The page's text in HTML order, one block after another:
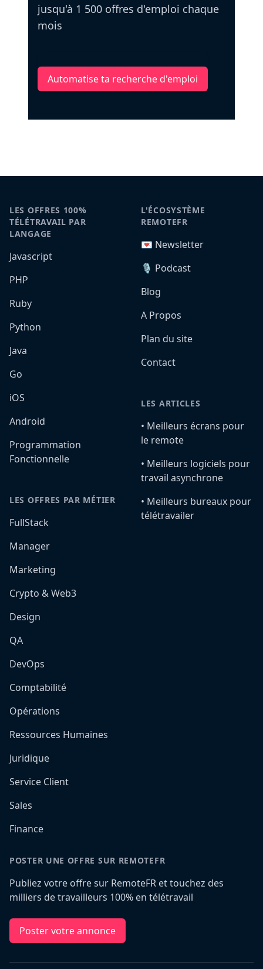
jusqu'à 1 500 offres d'emploi chaque
mois
Automatise ta recherche d'emploi
LES OFFRES 100%
TÉLÉTRAVAIL PAR
LANGAGE
Javascript
PHP
Ruby
Python
Java
Go
iOS
Android
Programmation
Fonctionnelle
LES OFFRES PAR MÉTIER
FullStack
Manager
Marketing
Crypto & Web3
Design
QA
DevOps
Comptabilité
Opérations
Ressources Humaines
Juridique
Service Client
Sales
Finance
L'ÉCOSYSTÈME
REMOTEFR
💌 Newsletter
🎙️ Podcast
Blog
A Propos
Plan du site
Contact
LES ARTICLES
•️ Meilleurs écrans pour
le remote
•️ Meilleurs logiciels pour
travail asynchrone
•️ Meilleurs bureaux pour
télétravailer
POSTER UNE OFFRE SUR REMOTEFR
Publiez votre offre sur RemoteFR et touchez des
milliers de travailleurs 100% en télétravail
Poster votre annonce